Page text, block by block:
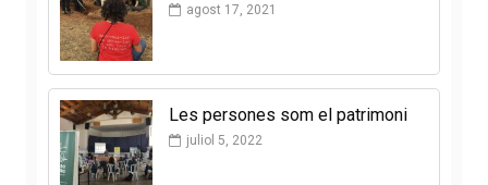
agost 17, 2021
Les persones som el patrimoni
juliol 5, 2022